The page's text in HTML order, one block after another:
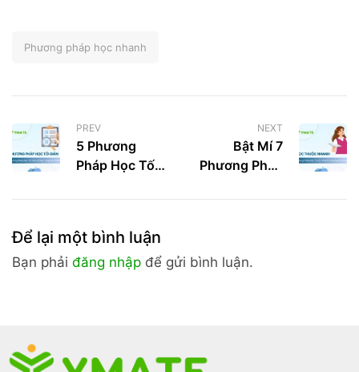
Phương pháp học nhanh
PREV
5 Phương
Pháp Học Tối
Dụng Học Ít
NEXT
Bật Mí 7
Phương Pháp
Nhanh Giúp
Để lại một bình luận
Bạn phải đăng nhập để gửi bình luận.